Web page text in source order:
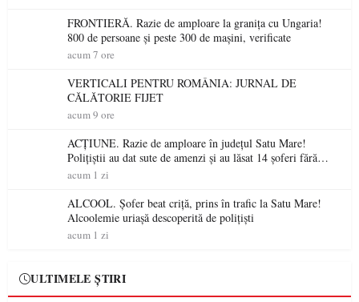
FRONTIERĂ. Razie de amploare la granița cu Ungaria!
800 de persoane și peste 300 de mașini, verificate
acum 7 ore
VERTICALI PENTRU ROMÂNIA: JURNAL DE
CĂLĂTORIE FIJET
acum 9 ore
ACȚIUNE. Razie de amploare în județul Satu Mare!
Polițiștii au dat sute de amenzi și au lăsat 14 șoferi fără
permis într-o singură zi
acum 1 zi
ALCOOL. Șofer beat criță, prins în trafic la Satu Mare!
Alcoolemie uriașă descoperită de polițiști
acum 1 zi
ULTIMELE ȘTIRI